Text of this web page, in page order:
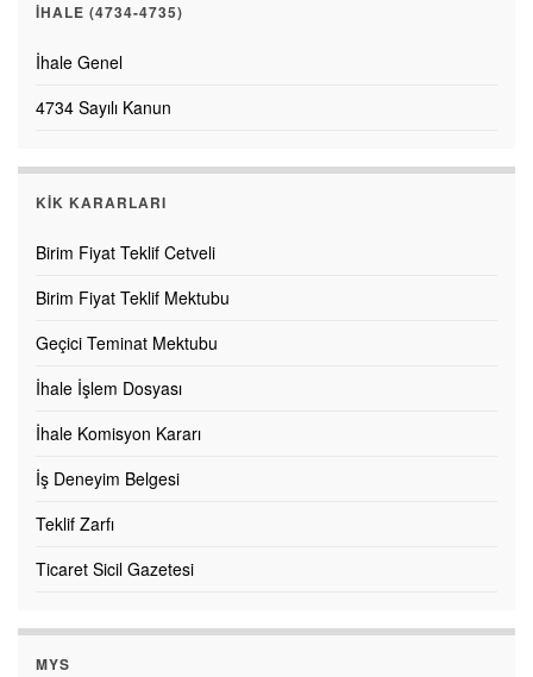
İHALE (4734-4735)
İhale Genel
4734 Sayılı Kanun
KİK KARARLARI
Birim Fiyat Teklif Cetveli
Birim Fiyat Teklif Mektubu
Geçici Teminat Mektubu
İhale İşlem Dosyası
İhale Komisyon Kararı
İş Deneyim Belgesi
Teklif Zarfı
Ticaret Sicil Gazetesi
MYS